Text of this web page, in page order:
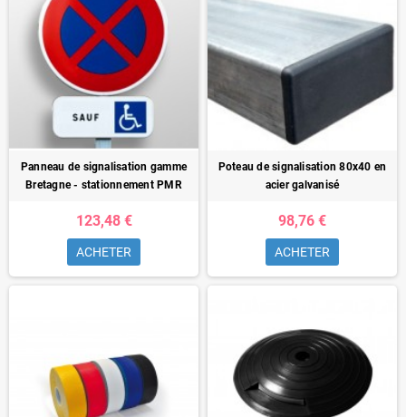
Panneau de signalisation gamme
Bretagne - stationnement PMR
123,48 €
ACHETER
Poteau de signalisation 80x40 en
acier galvanisé
98,76 €
ACHETER